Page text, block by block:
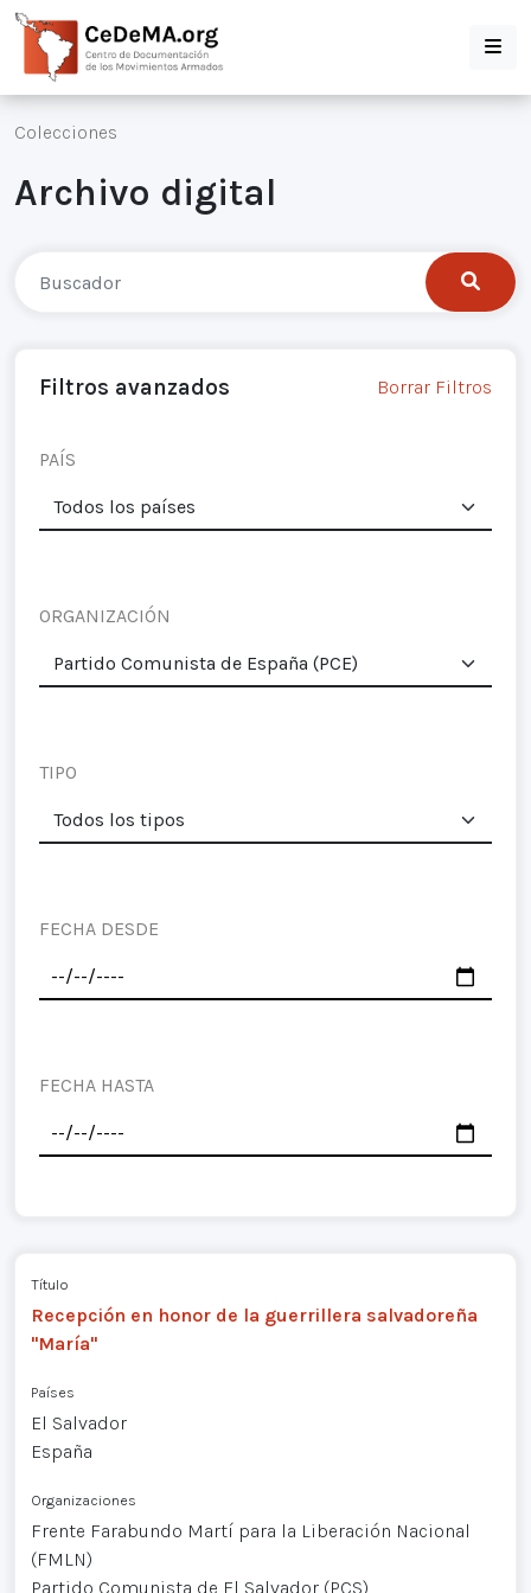
Colecciones
Archivo digital
Filtros avanzados Borrar Filtros
PAÍS
ORGANIZACIÓN
TIPO
FECHA DESDE
FECHA HASTA
Título
Recepción en honor de la guerrillera salvadoreña
"María"
Países
El Salvador
España
Organizaciones
Frente Farabundo Martí para la Liberación Nacional
(FMLN)
Partido Comunista de El Salvador (PCS)